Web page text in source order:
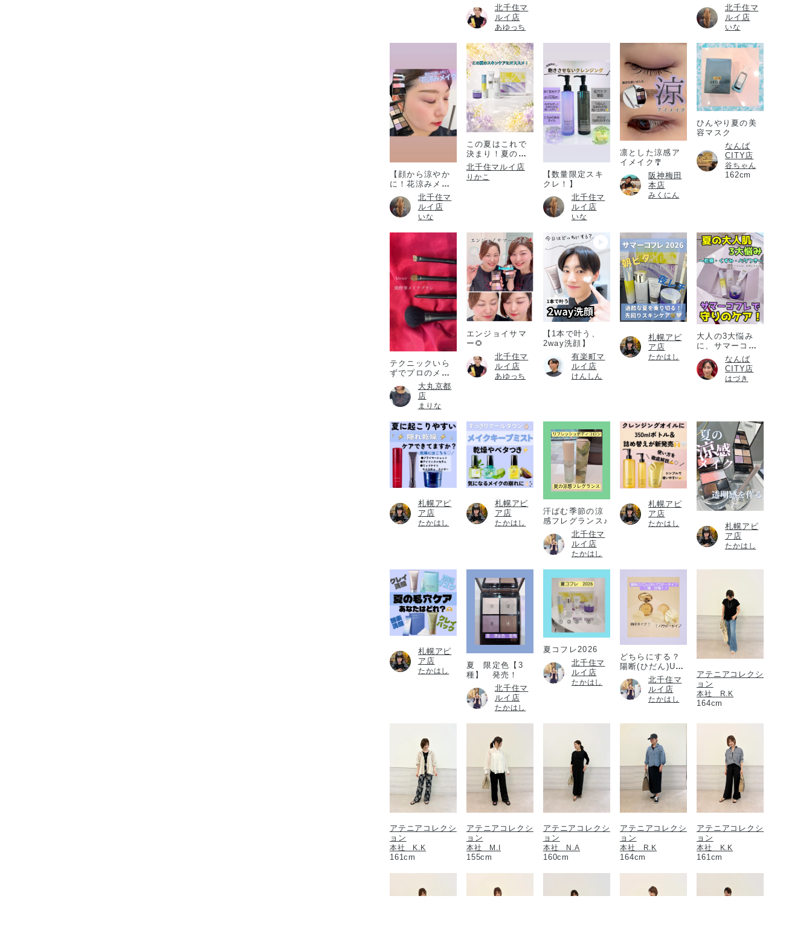
北千住マ
ルイ店
あゆっち
北千住マ
ルイ店
いな
【顔から涼やか
に！花涼みメイ
北千住マ
ルイ店
いな
この夏はこれで
決まり！夏のコ
フレ！
北千住マルイ店
りかこ
【数量限定スキ
クレ！】
北千住マ
ルイ店
いな
凛とした涼感ア
イメイク🎐
阪神梅田
本店
みくにん
ひんやり夏の美
容マスク
なんば
CITY店
谷ちゃん
162cm
テクニックいら
ずでプロのメイ
ク仕上がりを✨
大丸京都
店
まりな
エンジョイサマ
ー🌻
北千住マ
ルイ店
あゆっち
【1本で叶う、
2way洗顔】
有楽町マ
ルイ店
けんしん
札幌アピ
ア店
たかはし
大人の3大悩み
に、サマーコフ
なんば
CITY店
はづき
札幌アピ
ア店
たかはし
札幌アピ
ア店
たかはし
汗ばむ季節の涼
感フレグランス♪
北千住マ
ルイ店
たかはし
札幌アピ
ア店
たかはし
札幌アピ
ア店
たかはし
札幌アピ
ア店
たかはし
夏 限定色【3
種】 発売！
北千住マ
ルイ店
たかはし
夏コフレ2026
北千住マ
ルイ店
たかはし
どちらにする？
陽断(ひだん)UV
パウダー北千住マ
ルイ店
たかはし
アテニアコレクシ
ョン
本社 R.K
164cm
アテニアコレクシ
ョン
本社 K.K
161cm
アテニアコレクシ
ョン
本社 M.I
155cm
アテニアコレクシ
ョン
本社 N.A
160cm
アテニアコレクシ
ョン
本社 R.K
164cm
アテニアコレクシ
ョン
本社 K.K
161cm